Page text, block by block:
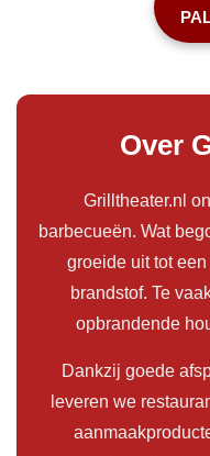
Over
Grilltheater.nl
barbecueën. Wat
groeide uit tot
brandstof. Te
opbrandende
Dankzij goede
leveren we